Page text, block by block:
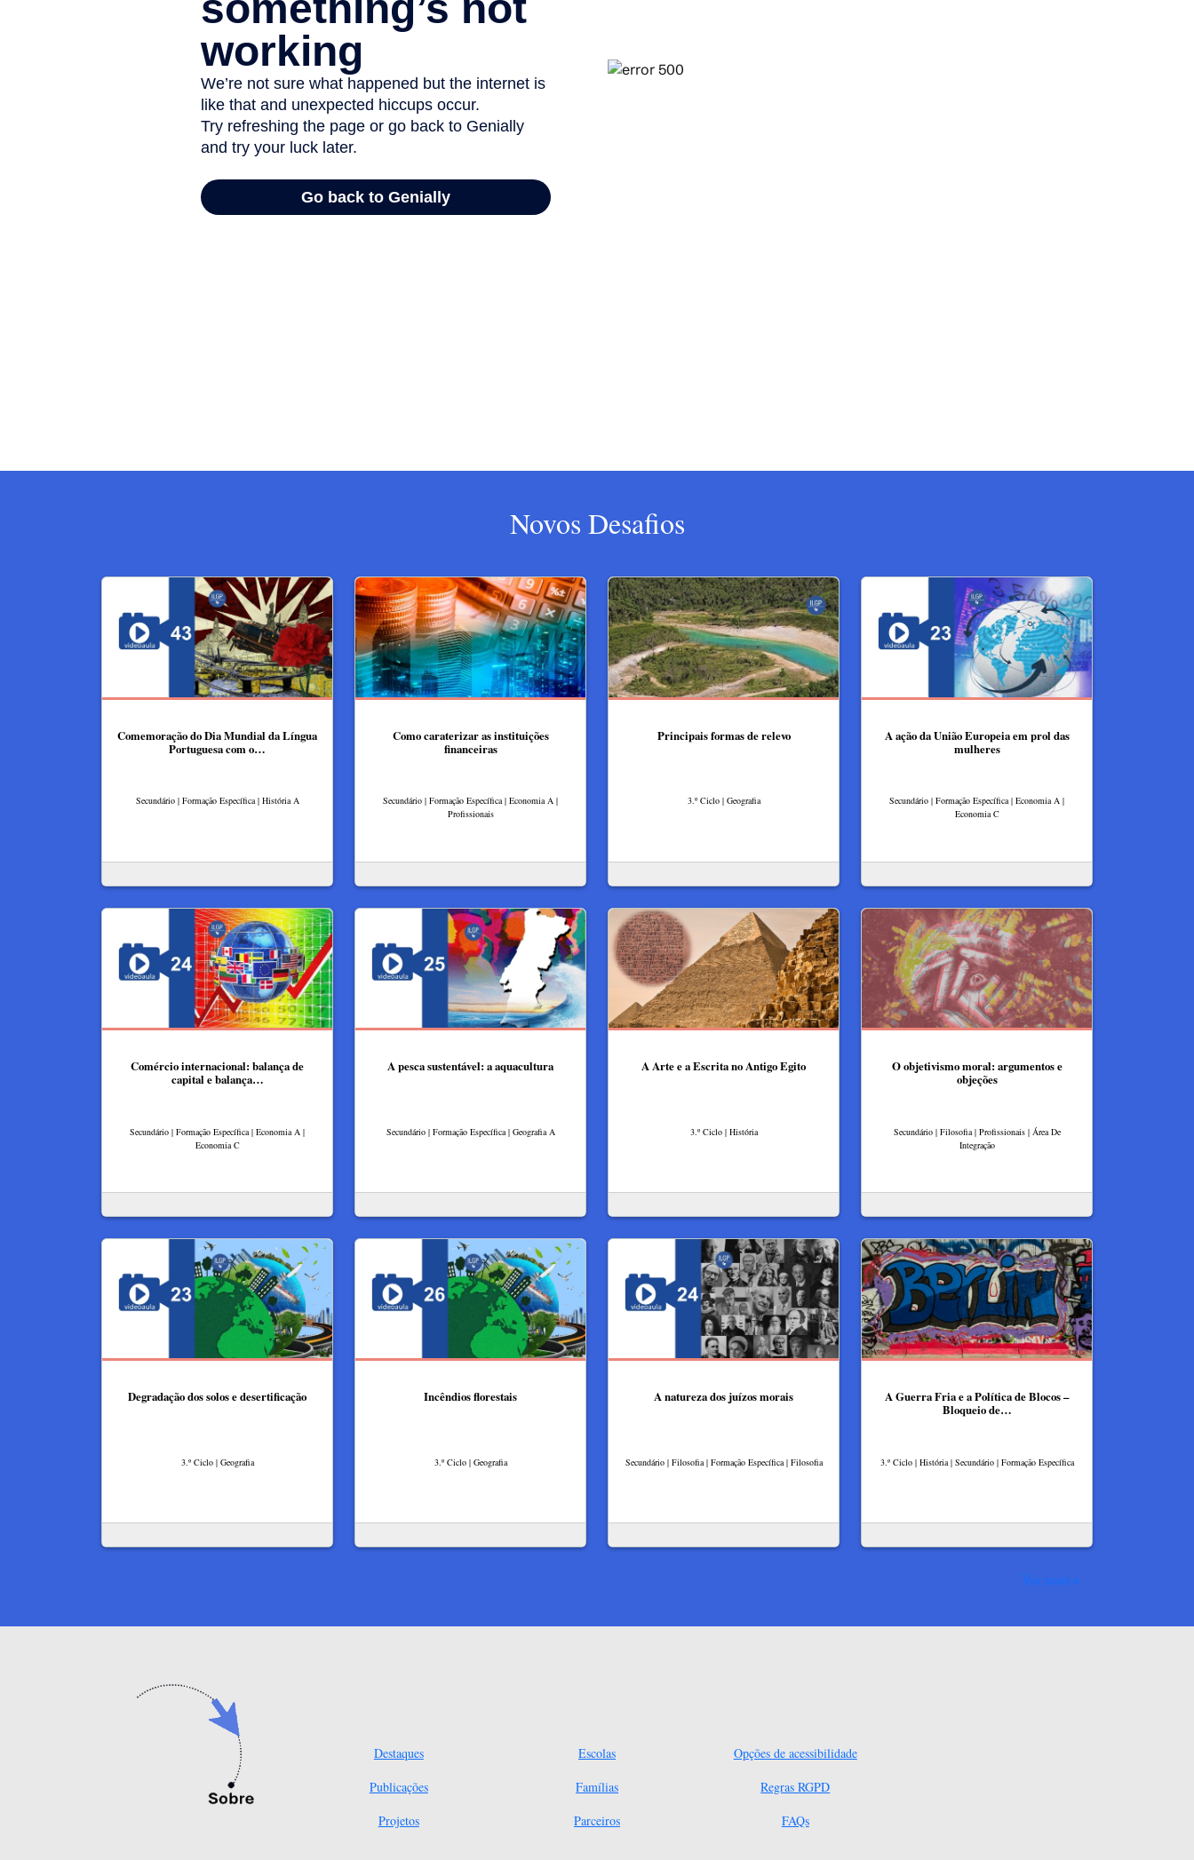
Novos Desafios
Comemoração do Dia Mundial da Língua
Portuguesa com o…
Secundário | Formação Específica | História A
Como caraterizar as instituições
financeiras
Secundário | Formação Específica | Economia A |
Profissionais
Principais formas de relevo
3.º Ciclo | Geografia
A ação da União Europeia em prol das
mulheres
Secundário | Formação Específica | Economia A |
Economia C
Comércio internacional: balança de
capital e balança…
Secundário | Formação Específica | Economia A |
Economia C
A pesca sustentável: a aquacultura
Secundário | Formação Específica | Geografia A
A Arte e a Escrita no Antigo Egito
3.º Ciclo | História
O objetivismo moral: argumentos e
objeções
Secundário | Filosofia | Profissionais | Área De
Integração
Degradação dos solos e desertificação
3.º Ciclo | Geografia
Incêndios florestais
3.º Ciclo | Geografia
A natureza dos juízos morais
Secundário | Filosofia | Formação Específica | Filosofia
A Guerra Fria e a Política de Blocos –
Bloqueio de…
3.º Ciclo | História | Secundário | Formação Específica
Ver mais
Destaques
Publicações
Projetos
Escolas
Famílias
Parceiros
Opções de acessibilidade
Regras RGPD
FAQs